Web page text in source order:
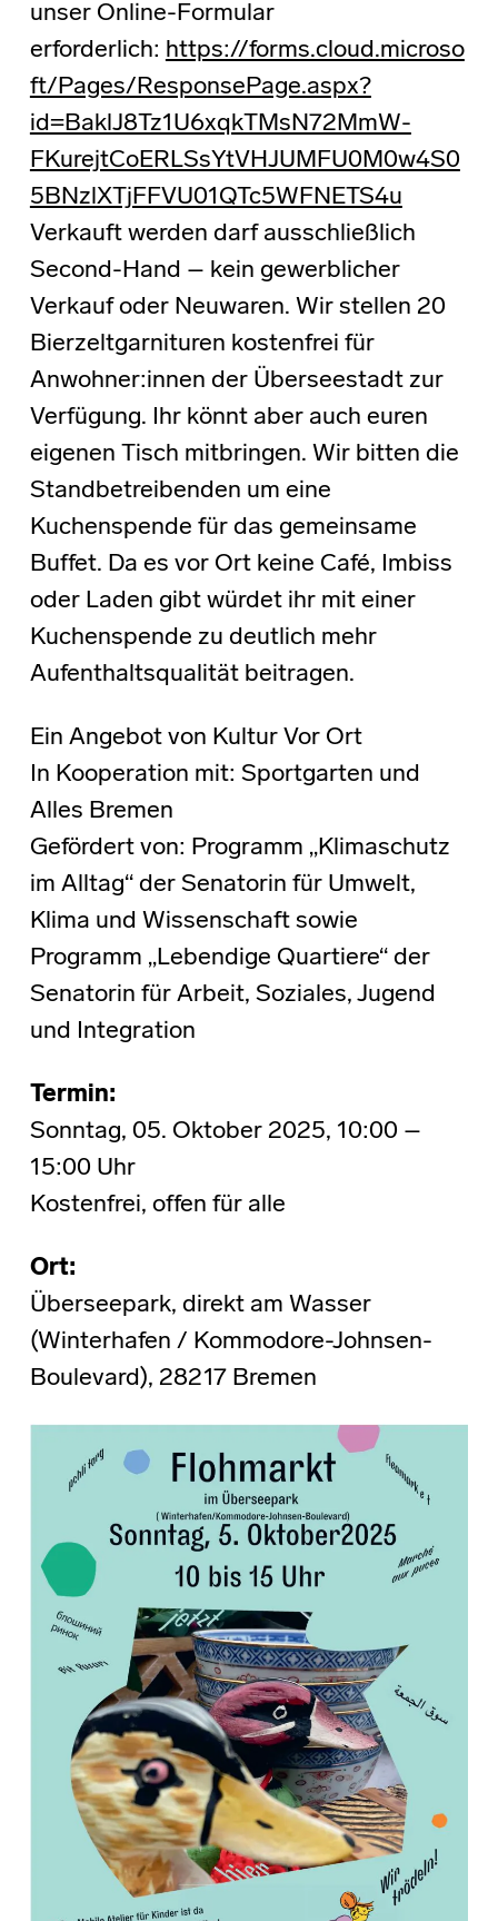
unser Online-Formular
erforderlich: https://forms.cloud.microso
ft/Pages/ResponsePage.aspx?
id=BaklJ8Tz1U6xqkTMsN72MmW-
FKurejtCoERLSsYtVHJUMFU0M0w4S0
5BNzlXTjFFVU01QTc5WFNETS4u
Verkauft werden darf ausschließlich
Second-Hand – kein gewerblicher
Verkauf oder Neuwaren. Wir stellen 20
Bierzeltgarnituren kostenfrei für
Anwohner:innen der Überseestadt zur
Verfügung. Ihr könnt aber auch euren
eigenen Tisch mitbringen. Wir bitten die
Standbetreibenden um eine
Kuchenspende für das gemeinsame
Buffet. Da es vor Ort keine Café, Imbiss
oder Laden gibt würdet ihr mit einer
Kuchenspende zu deutlich mehr
Aufenthaltsqualität beitragen.
Ein Angebot von Kultur Vor Ort
In Kooperation mit: Sportgarten und
Alles Bremen
Gefördert von: Programm „Klimaschutz
im Alltag“ der Senatorin für Umwelt,
Klima und Wissenschaft sowie
Programm „Lebendige Quartiere“ der
Senatorin für Arbeit, Soziales, Jugend
und Integration
Termin:
Sonntag, 05. Oktober 2025, 10:00 –
15:00 Uhr
Kostenfrei, offen für alle
Ort:
Überseepark, direkt am Wasser
(Winterhafen / Kommodore-Johnsen-
Boulevard), 28217 Bremen